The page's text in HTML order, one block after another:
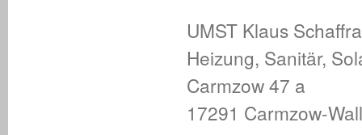
UMST Klaus
Heizung, Sanitär,
Carmzow 47 a
17291 Carmzow-